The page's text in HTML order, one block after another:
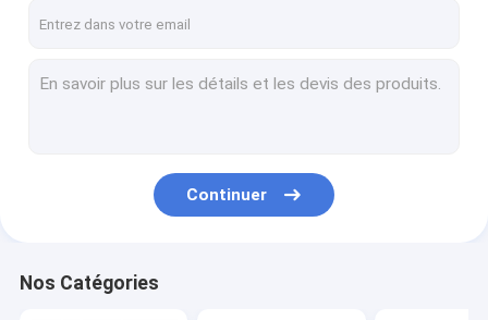
Smart Camera de Tuya
Thermostat intelligent de WiFi
Continuer
Nos Catégories